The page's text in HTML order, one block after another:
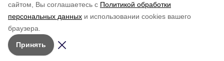
сайтом, Вы соглашаетесь с Политикой обработки
персональных данных и использовании cookies вашего
браузера.
Принять